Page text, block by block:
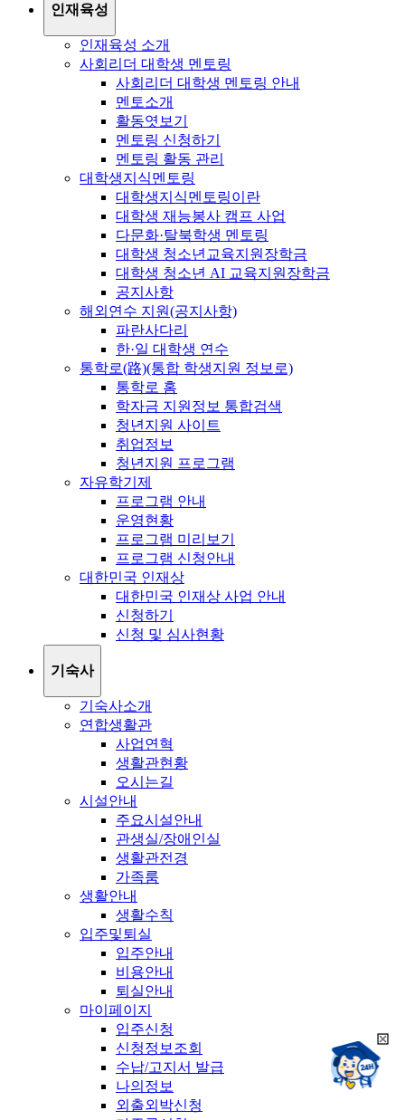
인재육성
인재육성 소개
사회리더 대학생 멘토링
사회리더 대학생 멘토링 안내
멘토소개
활동엿보기
멘토링 신청하기
멘토링 활동 관리
대학생지식멘토링
대학생지식멘토링이란
대학생 재능봉사 캠프 사업
다문화·탈북학생 멘토링
대학생 청소년교육지원장학금
대학생 청소년 AI 교육지원장학금
공지사항
해외연수 지원(공지사항)
파란사다리
한·일 대학생 연수
통학로(路)(통합 학생지원 정보로)
통학로 홈
학자금 지원정보 통합검색
청년지원 사이트
취업정보
청년지원 프로그램
자유학기제
프로그램 안내
운영현황
프로그램 미리보기
프로그램 신청안내
대한민국 인재상
대한민국 인재상 사업 안내
신청하기
신청 및 심사현황
기숙사
기숙사소개
연합생활관
사업연혁
생활관현황
오시는길
시설안내
주요시설안내
관생실/장애인실
생활관전경
가족룸
생활안내
생활수칙
입주및퇴실
입주안내
비용안내
퇴실안내
마이페이지
입주신청
신청정보조회
수납/고지서 발급
나의정보
외출외박신청
챗봇상담:
24시
채팅상담:
9시~18시
희